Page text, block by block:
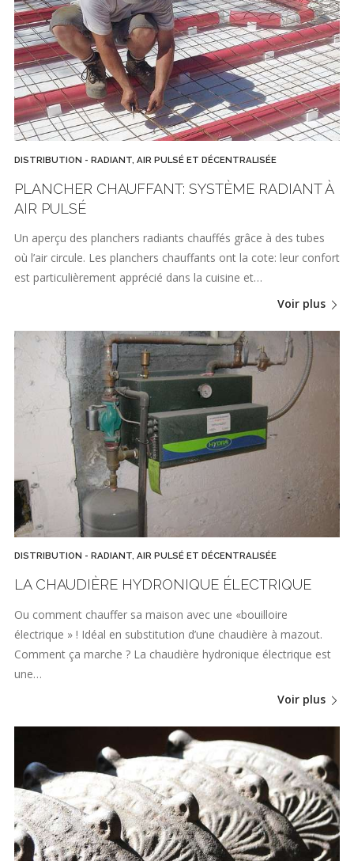
DISTRIBUTION - RADIANT, AIR PULSÉ ET DÉCENTRALISÉE
PLANCHER CHAUFFANT: SYSTÈME RADIANT À
AIR PULSÉ
Un aperçu des planchers radiants chauffés grâce à des tubes
où l’air circule. Les planchers chauffants ont la cote: leur confort
est particulièrement apprécié dans la cuisine et…
Voir plus
DISTRIBUTION - RADIANT, AIR PULSÉ ET DÉCENTRALISÉE
LA CHAUDIÈRE HYDRONIQUE ÉLECTRIQUE
Ou comment chauffer sa maison avec une «bouilloire
électrique » ! Idéal en substitution d’une chaudière à mazout.
Comment ça marche ? La chaudière hydronique électrique est
une…
Voir plus